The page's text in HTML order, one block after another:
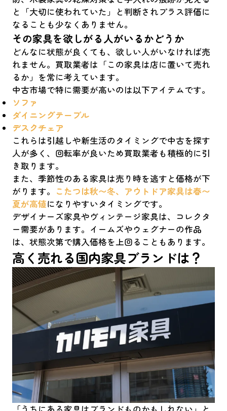
と「大切に使われていた」と判断されプラス評価に
なることも少なくありません。
その家具を欲しがる人がいるかどうか
どんなに状態が良くても、欲しい人がいなければ売
れません。買取業者は「この家具は店に置いて売れ
るか」を常に考えています。
中古市場で特に需要が高いのは以下アイテムです。
ソファ
ダイニングテーブル
デスクチェア
これらは引越しや新生活のタイミングで中古を探す
人が多く、回転率が良いため買取業者も積極的に引
き取ります。
また、季節性のある家具は売り時を逃すと価格が下
がります。 こたつは秋〜冬、アウトドア家具は春〜
夏が高値になりやすいタイミングです。
デザイナーズ家具やヴィンテージ家具は、コレクタ
ー需要があります。イームズやウェグナーの作品
は、状態次第で購入価格を上回ることもあります。
高く売れる国内家具ブランドは？